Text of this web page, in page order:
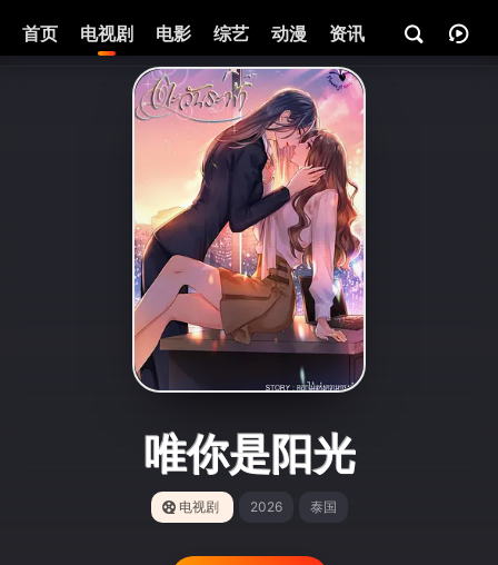
首页 电视剧 电影 综艺 动漫 资讯
唯你是阳光
电视剧 2026 泰国